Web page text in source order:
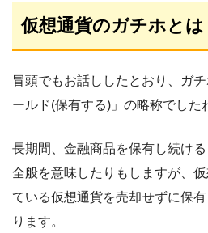
仮想通貨のガチホとは
冒頭でもお話ししたとおり、ガ
ールド(保有する)」の略称でした
長期間、金融商品を保有し続け
全般を意味したりもしますが、
ている仮想通貨を売却せずに保
ります。